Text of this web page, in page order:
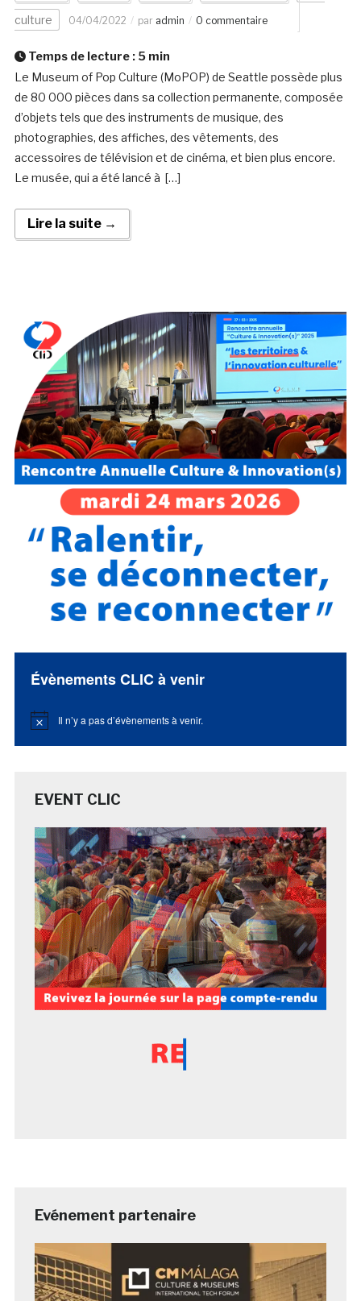
culture 04/04/2022 par admin 0 commentaire
Temps de lecture : 5 min
Le Museum of Pop Culture (MoPOP) de Seattle possède plus
de 80 000 pièces dans sa collection permanente, composée
d’objets tels que des instruments de musique, des
photographies, des affiches, des vêtements, des
accessoires de télévision et de cinéma, et bien plus encore.
Le musée, qui a été lancé à […]
Lire la suite →
Évènements CLIC à venir
Notice Il n’y a pas d’évènements à venir.
EVENT CLIC
Evénement partenaire